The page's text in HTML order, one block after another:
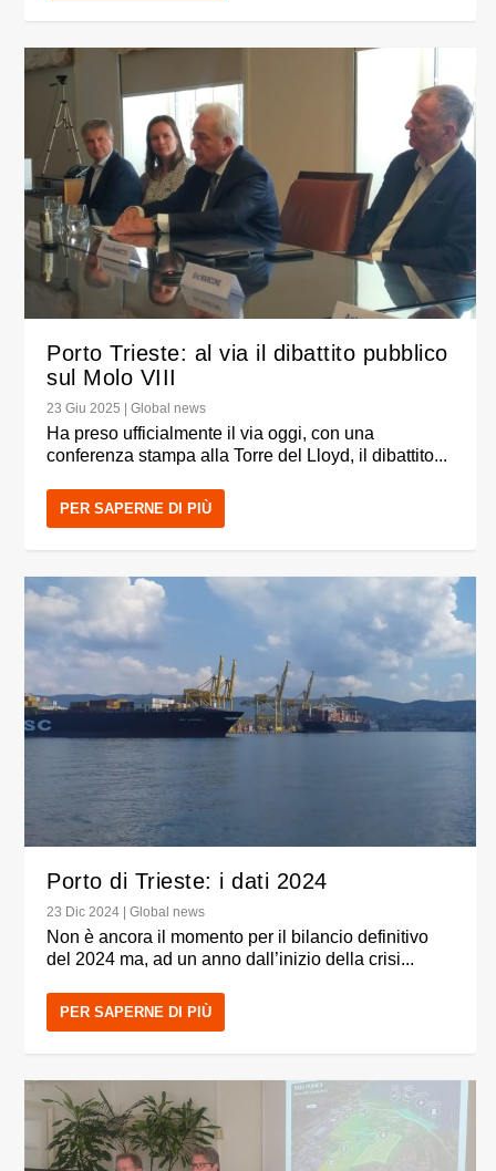
Porto Trieste: al via il dibattito pubblico
sul Molo VIII
23 Giu 2025 |Global news
Ha preso ufficialmente il via oggi, con una
conferenza stampa alla Torre del Lloyd, il dibattito...
PER SAPERNE DI PIÙ
Porto di Trieste: i dati 2024
23 Dic 2024 |Global news
Non è ancora il momento per il bilancio definitivo
del 2024 ma, ad un anno dall’inizio della crisi...
PER SAPERNE DI PIÙ